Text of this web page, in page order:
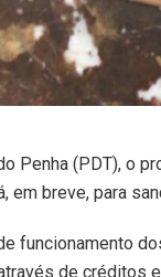
Penha (PDT), o
em breve, para
funcionamento
de créditos